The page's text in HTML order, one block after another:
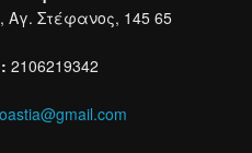
Αγ. Στέφανος, 145 65
2106219342